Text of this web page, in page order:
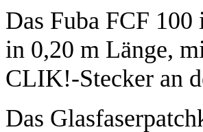
Das Fuba FCF
in 0,20 m Länge,
CLIK!-Stecker an
Das